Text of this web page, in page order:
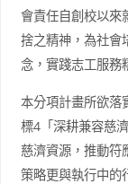
會責任自創校以來
捨之精神，為社會
念，實踐志工服務
本分項計畫所欲落
標4「深耕兼容慈
慈濟資源，推動符
策略更與執行中的